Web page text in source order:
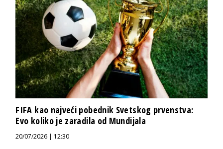
FIFA kao najveći pobednik Svetskog prvenstva:
Evo koliko je zaradila od Mundijala
20/07/2026 | 12:30